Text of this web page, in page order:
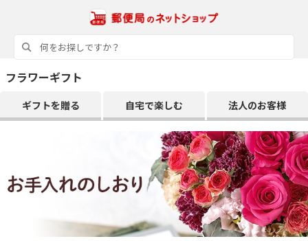
フラワーギフト
ギフトを贈る 自宅で楽しむ 法人のお客様